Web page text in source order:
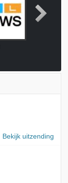
Bekijk uitzending